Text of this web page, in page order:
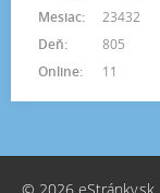
Online: 11
Mesiac:
23432
Deň:
805